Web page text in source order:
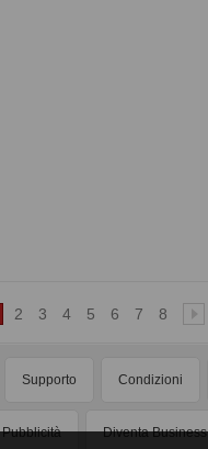
2 3 4 5 6 7 8
Supporto Condizioni
Pubblicità Diventa Business